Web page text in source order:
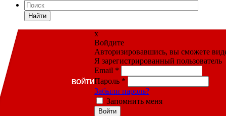
Найти
ВОЙТИ
x
Войдите
Авторизировавшись, вы сможете
Я зарегистрированный пользователь
Email *
Пароль *
Забыли пароль?
Запомнить меня
Войти